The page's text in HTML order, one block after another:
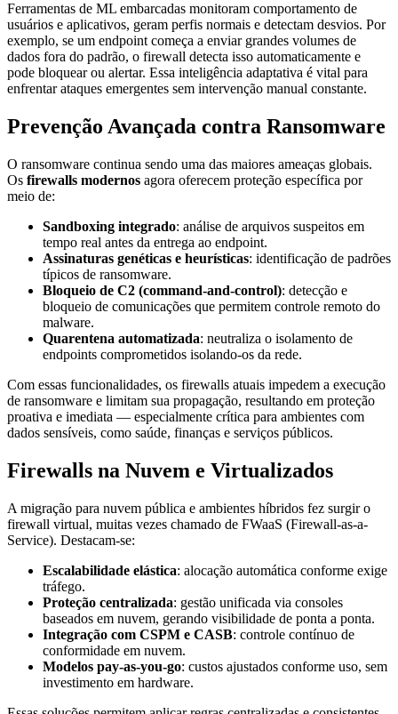
Ferramentas de ML embarcadas monitoram comportamento de
usuários e aplicativos, geram perfis normais e detectam desvios. Por
exemplo, se um endpoint começa a enviar grandes volumes de
dados fora do padrão, o firewall detecta isso automaticamente e
pode bloquear ou alertar. Essa inteligência adaptativa é vital para
enfrentar ataques emergentes sem intervenção manual constante.
Prevenção Avançada contra Ransomware
O ransomware continua sendo uma das maiores ameaças globais.
Os firewalls modernos agora oferecem proteção específica por
meio de:
Sandboxing integrado: análise de arquivos suspeitos em
tempo real antes da entrega ao endpoint.
Assinaturas genéticas e heurísticas: identificação de padrões
típicos de ransomware.
Bloqueio de C2 (command-and-control): detecção e
bloqueio de comunicações que permitem controle remoto do
malware.
Quarentena automatizada: neutraliza o isolamento de
endpoints comprometidos isolando-os da rede.
Com essas funcionalidades, os firewalls atuais impedem a execução
de ransomware e limitam sua propagação, resultando em proteção
proativa e imediata — especialmente crítica para ambientes com
dados sensíveis, como saúde, finanças e serviços públicos.
Firewalls na Nuvem e Virtualizados
A migração para nuvem pública e ambientes híbridos fez surgir o
firewall virtual, muitas vezes chamado de FWaaS (Firewall-as-a-
Service). Destacam-se:
Escalabilidade elástica: alocação automática conforme exige
tráfego.
Proteção centralizada: gestão unificada via consoles
baseados em nuvem, gerando visibilidade de ponta a ponta.
Integração com CSPM e CASB: controle contínuo de
conformidade em nuvem.
Modelos pay-as-you-go: custos ajustados conforme uso, sem
investimento em hardware.